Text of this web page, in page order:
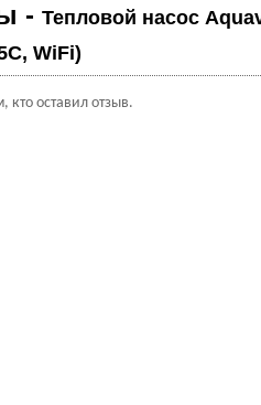
-Тепловой насос
WiFi)
кто оставил отзыв.